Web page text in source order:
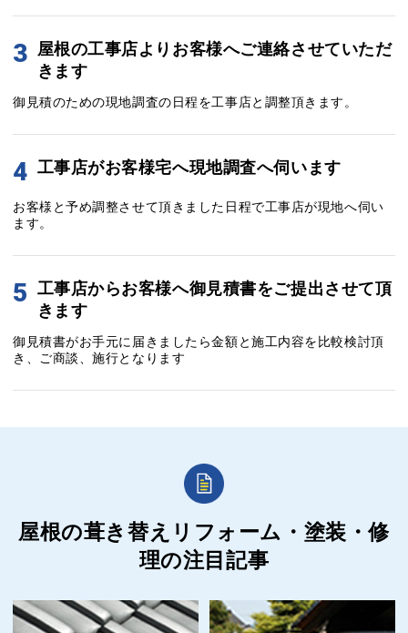
3 屋根の工事店よりお客様へご連絡させていただ
きます
御見積のための現地調査の日程を工事店と調整頂きます。
4 工事店がお客様宅へ現地調査へ伺います
お客様と予め調整させて頂きました日程で工事店が現地へ伺い
ます。
5 工事店からお客様へ御見積書をご提出させて頂
きます
御見積書がお手元に届きましたら金額と施工内容を比較検討頂
き、ご商談、施行となります
屋根の葺き替えリフォーム・塗装・修
理の注目記事